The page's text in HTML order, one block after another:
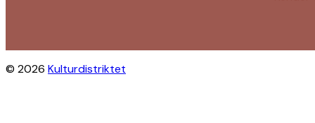
© 2026 Kulturdistriktet